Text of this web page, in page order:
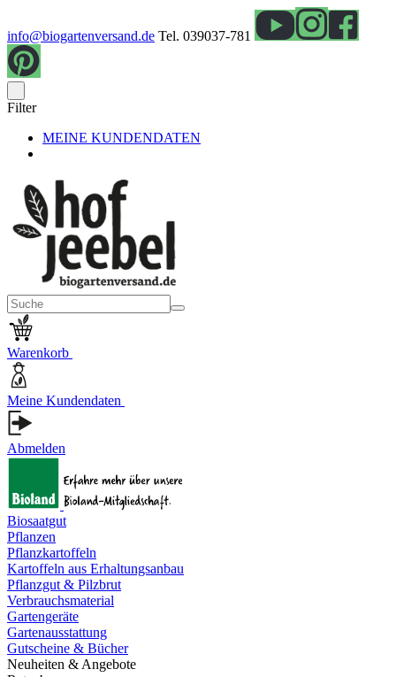
info@biogartenversand.de Tel. 039037-781
Filter
MEINE KUNDENDATEN
Warenkorb
Meine Kundendaten
Abmelden
Biosaatgut
Pflanzen
Pflanzkartoffeln
Kartoffeln aus Erhaltungsanbau
Pflanzgut & Pilzbrut
Verbrauchsmaterial
Gartengeräte
Gartenausstattung
Gutscheine & Bücher
Neuheiten & Angebote